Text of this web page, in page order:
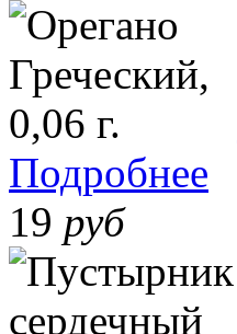
Подробнее
19 руб